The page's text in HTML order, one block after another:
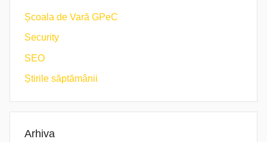
Școala de Vară GPeC
Security
SEO
Știrile săptămânii
Arhiva